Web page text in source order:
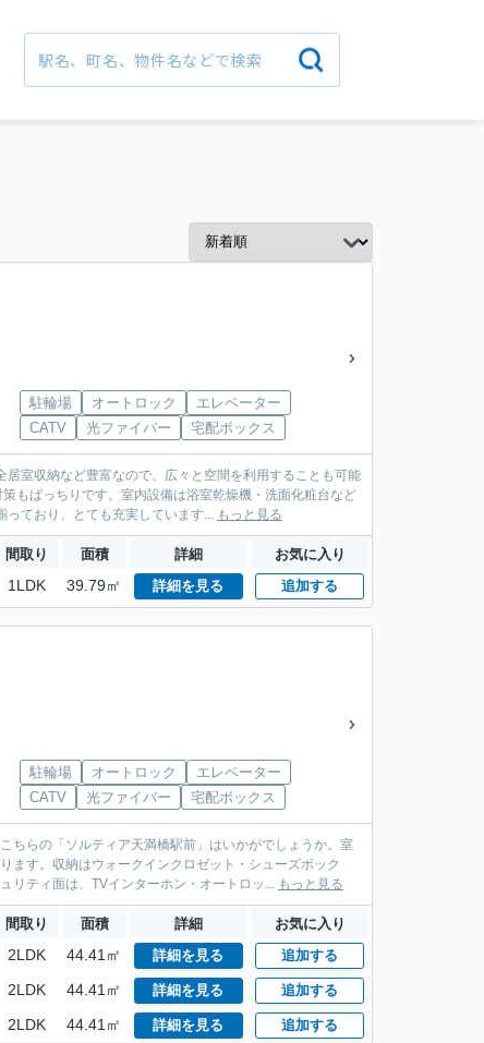
駐輪場 オートロック
エレベーター
CATV
光ファイバー 宅配ボックス
室収納など豊富なので、広々と空間を利用することも可能
もばっちりです。室内設備は浴室乾燥機・洗面化粧台など
ており、とても充実しています... もっと見る
間取り 面積 詳細 お気に入り
1LDK 39.79㎡ 詳細を見る 追加する
駐輪場 オートロック
エレベーター
CATV
光ファイバー 宅配ボックス
ちらの「ソルティア天満橋駅前」はいかがでしょうか。室
ます。収納はウォークインクロゼット・シューズボック
リティ面は、TVインターホン・オートロッ... もっと見る
間取り 面積 詳細 お気に入り
2LDK 44.41㎡ 詳細を見る 追加する
2LDK 44.41㎡ 詳細を見る 追加する
2LDK 44.41㎡ 詳細を見る 追加する